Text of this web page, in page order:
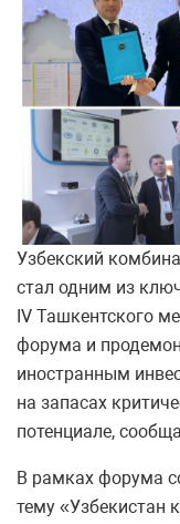
Узбекский
стал одним из
IV Ташкентского
форума и
иностранным
на запасах
потенциале,
В рамках форума
тему «Узбекистан